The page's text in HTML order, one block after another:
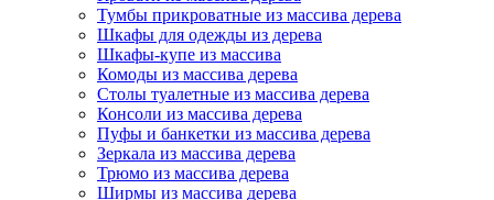
Тумбы прикроватные из массива дерева
Шкафы для одежды из дерева
Шкафы-купе из массива
Комоды из массива дерева
Столы туалетные из массива дерева
Консоли из массива дерева
Пуфы и банкетки из массива дерева
Зеркала из массива дерева
Трюмо из массива дерева
Ширмы из массива дерева